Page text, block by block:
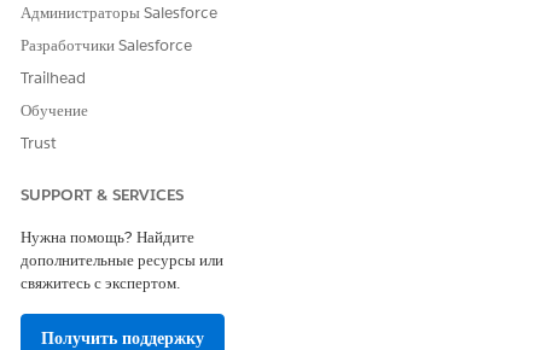
Администраторы Salesforce
Разработчики Salesforce
Trailhead
Обучение
Trust
SUPPORT & SERVICES
Нужна помощь? Найдите
дополнительные ресурсы или
свяжитесь с экспертом.
Получить поддержку